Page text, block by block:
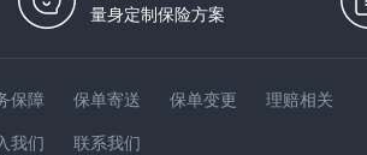
量身定制保险方案
保障 保单寄送 保单变更
理赔相关
我们 联系我们